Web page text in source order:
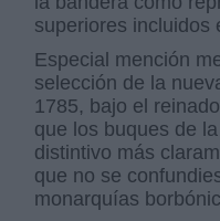
superiores incluidos
Especial mención
selección de la
1785, bajo el
que los buques de
distintivo más
que no se
monarquías